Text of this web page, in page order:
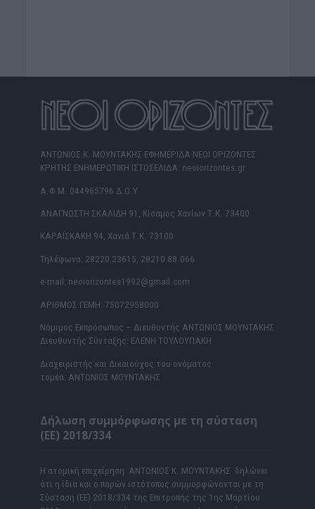
ΑΝΤΩΝΙΟΣ Κ. ΜΟΥΝΤΑΚΗΣ ΕΦΗΜΕΡΙΔΑ ΝΕΟΙ ΟΡΙΖΟΝΤΕΣ
ΚΡΗΤΗΣ ΕΝΗΜΕΡΩΤΙΚΗ ΙΣΤΟΣΕΛΙΔΑ: neoiorizontes.gr
Α.Φ.Μ. 044965796 Δ.Ο.Υ.
ΑΝΑΓΝΩΣΤΗ ΣΚΑΛΙΔΗ 91, Κίσαμος Χανίων Τ.Κ. 73400
ΚΑΡΑΪΣΚΑΚΗ 94, Χανιά Τ.Κ. 73100
Τηλέφωνα: 28220 23615, 28210 88.066
e-mail: neoiorizontes1992@gmail.com
ΑΡΙΘΜΟΣ ΓΕΜΗ: 75072958000
Νόμιμος Εκπρόσωπος – Διευθυντής ΑΝΤΩΝΙΟΣ ΜΟΥΝΤΑΚΗΣ
Διευθυντής Σύνταξης: ΕΛΕΝΗ ΤΟΥΛΟΥΠΑΚΗ
Διαχειριστής και Δικαιούχος του ονόματος
τομέα: ΑΝΤΩΝΙΟΣ ΜΟΥΝΤΑΚΗΣ
Δήλωση συμμόρφωσης με τη σύσταση
(ΕΕ) 2018/334
Η ατομική επιχείρηση ΑΝΤΩΝΙΟΣ Κ. ΜΟΥΝΤΑΚΗΣ δηλώνει
ότι η ίδια και ο παρών ιστότοπος συμμορφώνονται με τη
Σύσταση (ΕΕ) 2018/334 της Επιτροπής της 1ης Μαρτίου